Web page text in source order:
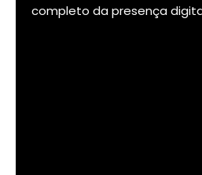
completo da presença